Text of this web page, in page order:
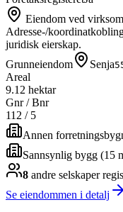
Eiendom ved
Adresse-/
juridisk eierskap.
Grunneiendom
Senja
Areal
9.12 hektar
Gnr / Bnr
112 / 5
Annen
Sannsynlig bygg (15
8 andre selskaper
Se eiendommen i detalj